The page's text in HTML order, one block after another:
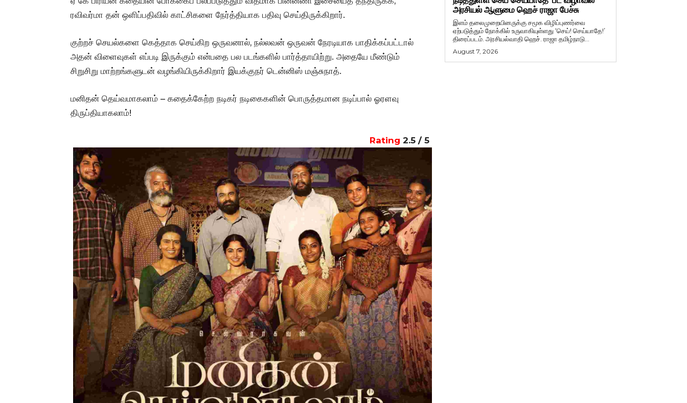
ரவிவர்மா தன் ஒளிப்பதிவில் காட்சிகளை நேர்த்தியாக பதிவு செய்திருக்கிறார்.
குற்றச் செயல்களை கெத்தாக செய்கிற ஒருவனால், நல்லவன் ஒருவன் நேரடியாக பாதிக்கப்பட்டால்
அதன் விளைவுகள் எப்படி இருக்கும் என்பதை பல படங்களில் பார்த்தாயிற்று. அதையே மீண்டும்
சிறுசிறு மாற்றங்களுடன் வழங்கியிருக்கிறார் இயக்குநர் டென்னிஸ் மஞ்சுநாத்.
மனிதன் தெய்வமாகலாம் – கதைக்கேற்ற நடிகர் நடிகைகளின் பொருத்தமான நடிப்பால் ஓரளவு
திருப்தியாகலாம்!
Rating 2.5 / 5
அரசியல் ஆளுமை ஹெச் ராஜா பேச்சு
இளம் தலைமுறையினருக்கு சமூக விழிப்புணர்வை
ஏற்படுத்தும் நோக்கில் உருவாகியுள்ளது ‘செய்! செய்யாதே!’
திரைப்படம். அரசியல்வாதி ஹெச். ராஜா தமிழ்நாடு...
August 7, 2026